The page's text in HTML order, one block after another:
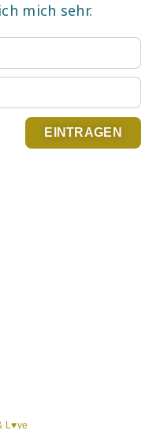
mich sehr.
EINTRAGEN
L♥ve